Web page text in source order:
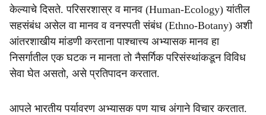
केल्याचे दिसते. परिसरशास्र व मानव (Human-Ecology) यांतील
सहसंबंध असेल वा मानव व वनस्पती संबंध (Ethno-Botany) अशी
आंतरशाखीय मांडणी करताना पाश्चात्त्य अभ्यासक मानव हा
निसर्गातील एक घटक न मानता तो नैसर्गिक परिसंस्थांकडून विविध
सेवा घेत असतो, असे प्रतिपादन करतात.
आपले भारतीय पर्यावरण अभ्यासक पण याच अंगाने विचार करतात.